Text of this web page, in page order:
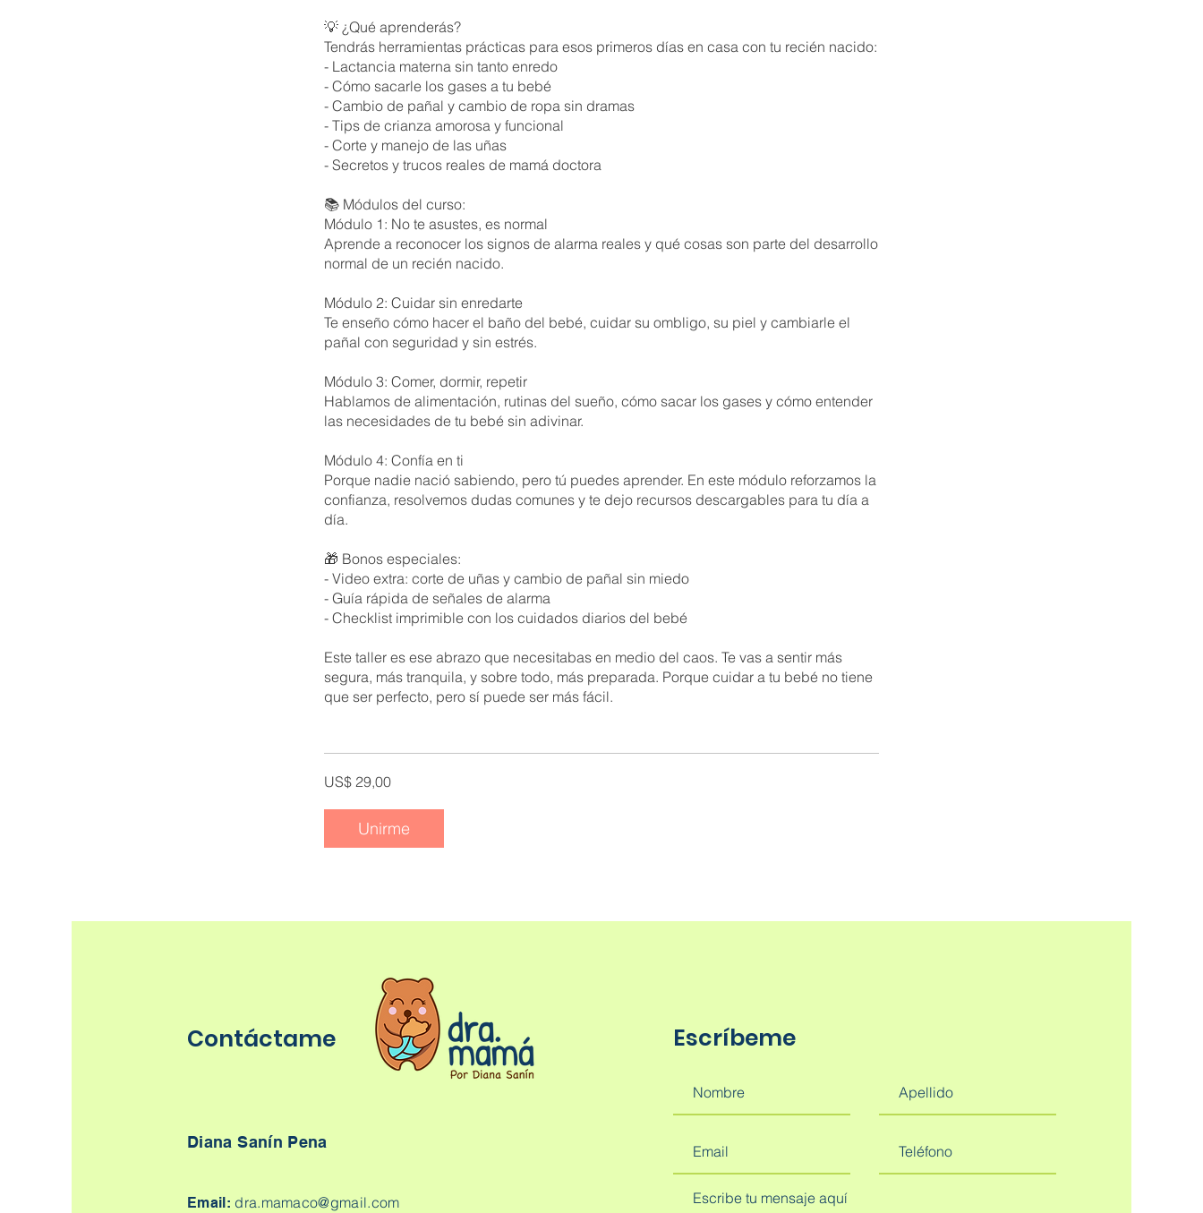
💡 ¿Qué aprenderás?
Tendrás herramientas prácticas para esos primeros días en casa con tu recién nacido:
- Lactancia materna sin tanto enredo
- Cómo sacarle los gases a tu bebé
- Cambio de pañal y cambio de ropa sin dramas
- Tips de crianza amorosa y funcional
- Corte y manejo de las uñas
- Secretos y trucos reales de mamá doctora
📚 Módulos del curso:
Módulo 1: No te asustes, es normal
Aprende a reconocer los signos de alarma reales y qué cosas son parte del desarrollo
normal de un recién nacido.
Módulo 2: Cuidar sin enredarte
Te enseño cómo hacer el baño del bebé, cuidar su ombligo, su piel y cambiarle el
pañal con seguridad y sin estrés.
Módulo 3: Comer, dormir, repetir
Hablamos de alimentación, rutinas del sueño, cómo sacar los gases y cómo entender
las necesidades de tu bebé sin adivinar.
Módulo 4: Confía en ti
Porque nadie nació sabiendo, pero tú puedes aprender. En este módulo reforzamos la
confianza, resolvemos dudas comunes y te dejo recursos descargables para tu día a
día.
🎁 Bonos especiales:
- Video extra: corte de uñas y cambio de pañal sin miedo
- Guía rápida de señales de alarma
- Checklist imprimible con los cuidados diarios del bebé
Este taller es ese abrazo que necesitabas en medio del caos. Te vas a sentir más
segura, más tranquila, y sobre todo, más preparada. Porque cuidar a tu bebé no tiene
US$ 29,00
Unirme
Contáctame
Diana Sanín Pena
Email: dra.mamaco@gmail.com
Escríbeme